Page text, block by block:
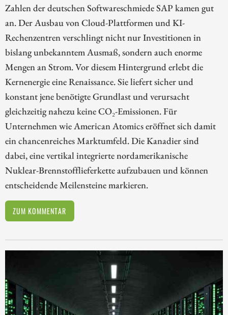
Zahlen der deutschen Softwareschmiede SAP kamen gut
an. Der Ausbau von Cloud-Plattformen und KI-
Rechenzentren verschlingt nicht nur Investitionen in
bislang unbekanntem Ausmaß, sondern auch enorme
Mengen an Strom. Vor diesem Hintergrund erlebt die
Kernenergie eine Renaissance. Sie liefert sicher und
konstant jene benötigte Grundlast und verursacht
gleichzeitig nahezu keine CO₂-Emissionen. Für
Unternehmen wie American Atomics eröffnet sich damit
ein chancenreiches Marktumfeld. Die Kanadier sind
dabei, eine vertikal integrierte nordamerikanische
Nuklear-Brennstofflieferkette aufzubauen und können
entscheidende Meilensteine markieren.
ZUM KOMMENTAR